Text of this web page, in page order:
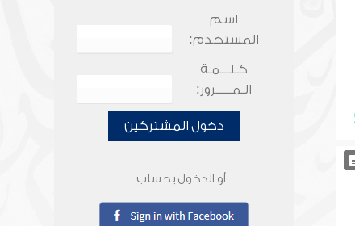
اسم
المستخدم:
كـلـــمـة
الـمـــــرور:
دخول المشتركين
أو الدخول بحساب